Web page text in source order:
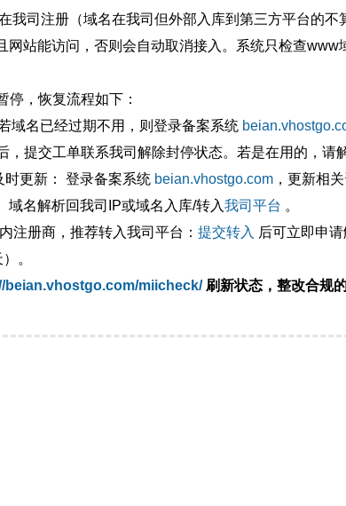
我司注册（域名在我司但外部入库到第三方平台的
网站能访问，否则会自动取消接入。系统只检查www
停，恢复流程如下：
域名已经过期不用，则登录备案系统
提交工单联系我司解除封停状态。若是在用的，请
时更新： 登录备案系统 beian.vhostgo.com ，更新相
名解析回我司IP或域名入库/转入我司平台 。
注册商，推荐转入我司平台： 提交转入 后可立即申
。
beian.vhostgo.com/miicheck/刷新状态，整改合规